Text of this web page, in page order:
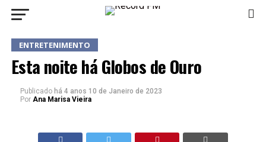
ENTRETENIMENTO
Esta noite há Globos de Ouro
Publicado há 4 anos 10 de Janeiro de 2023
Por Ana Marisa Vieira